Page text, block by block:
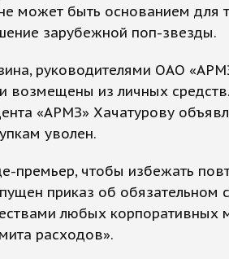
может быть основанием для
зарубежной поп-звезды.
руководителями ОАО
возмещены из личных
«АРМЗ» Хачатурову
уволен.
премьер, чтобы избежать
приказ об обязательном
любых корпоративных
расходов».